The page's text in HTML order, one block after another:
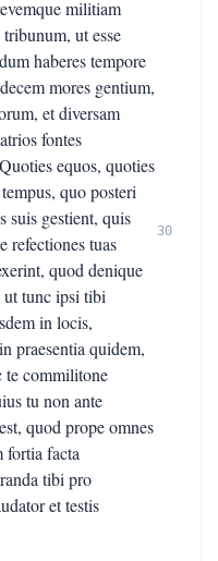
militiam
ut esse
haberes tempore
mores gentium,
et diversam
fontes
equos, quoties
quo posteri
suis gestient, quis
refectiones tuas
quod denique
ut tunc ipsi tibi
in locis,
praesentia quidem,
te commilitone
tu non ante
quod prope omnes
fortia facta
tibi pro
et testis
30